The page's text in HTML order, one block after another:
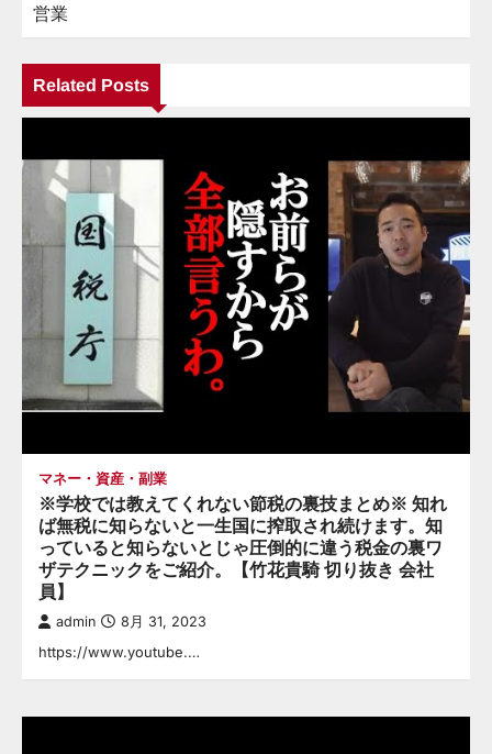
ョ
営業
Related Posts
マネー・資産・副業
※学校では教えてくれない節税の裏技まとめ※ 知れ
ば無税に知らないと一生国に搾取され続けます。知
っていると知らないとじゃ圧倒的に違う税金の裏ワ
ザテクニックをご紹介。【竹花貴騎 切り抜き 会社
員】
admin 8月 31, 2023
https://www.youtube.…